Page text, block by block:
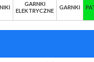
GARNKI
ELEKTRYCZNE
GARNKI